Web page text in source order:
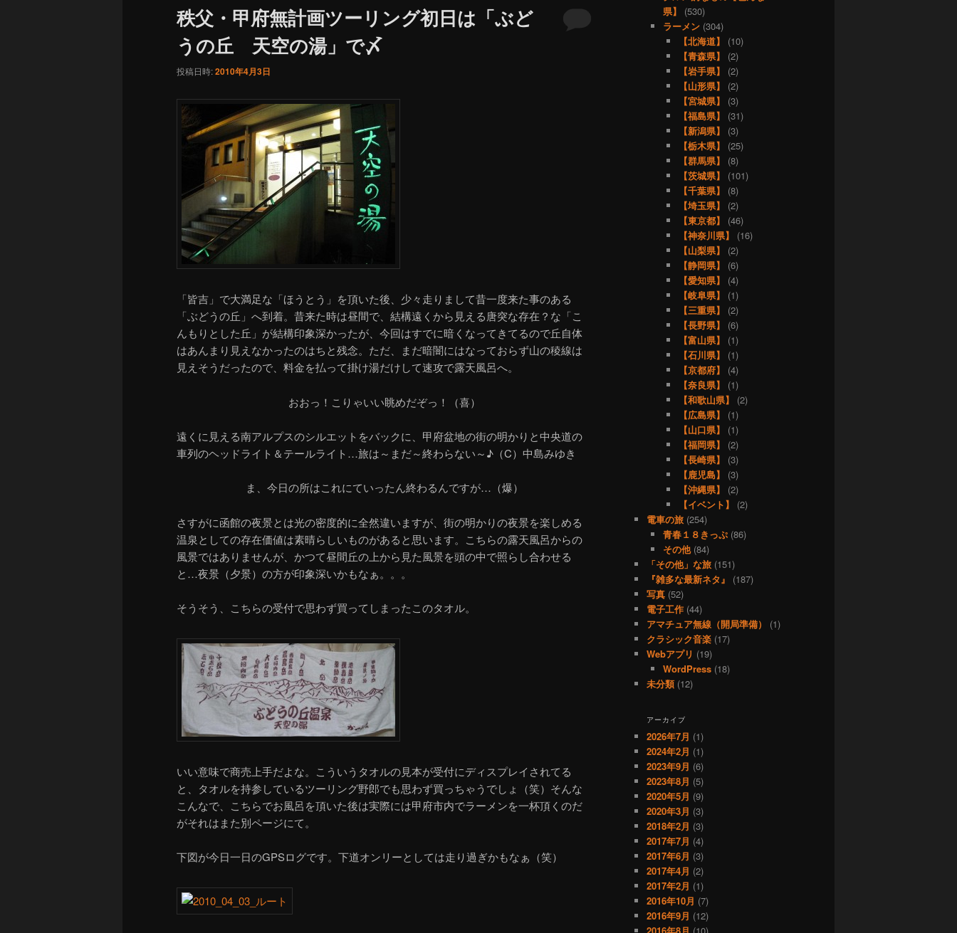
秩父・甲府無計画ツーリング初日は「ぶど
うの丘 天空の湯」で〆
投稿日時:2010年4月3日
「皆吉」で大満足な「ほうとう」を頂いた後、少々走りまして昔一度来た事のある
「ぶどうの丘」へ到着。昔来た時は昼間で、結構遠くから見える唐突な存在？な「こ
んもりとした丘」が結構印象深かったが、今回はすでに暗くなってきてるので丘自体
はあんまり見えなかったのはちと残念。ただ、まだ暗闇にはなっておらず山の稜線は
見えそうだったので、料金を払って掛け湯だけして速攻で露天風呂へ。
おおっ！こりゃいい眺めだぞっ！（喜）
遠くに見える南アルプスのシルエットをバックに、甲府盆地の街の明かりと中央道の
車列のヘッドライト＆テールライト…旅は～まだ～終わらない～♪（C）中島みゆき
ま、今日の所はこれにていったん終わるんですが…（爆）
さすがに函館の夜景とは光の密度的に全然違いますが、街の明かりの夜景を楽しめる
温泉としての存在価値は素晴らしいものがあると思います。こちらの露天風呂からの
風景ではありませんが、かつて昼間丘の上から見た風景を頭の中で照らし合わせる
と…夜景（夕景）の方が印象深いかもなぁ。。。
そうそう、こちらの受付で思わず買ってしまったこのタオル。
いい意味で商売上手だよな。こういうタオルの見本が受付にディスプレイされてる
と、タオルを持参しているツーリング野郎でも思わず買っちゃうでしょ（笑）そんな
こんなで、こちらでお風呂を頂いた後は実際には甲府市内でラーメンを一杯頂くのだ
がそれはまた別ページにて。
下図が今日一日のGPSログです。下道オンリーとしては走り過ぎかもなぁ（笑）
県】
(530)
ラーメン(304)
【北海道】
(10)
【青森県】
(2)
【岩手県】
(2)
【山形県】
(2)
【宮城県】
(3)
【福島県】
(31)
【新潟県】
(3)
【栃木県】
(25)
【群馬県】
(8)
【茨城県】
(101)
【千葉県】
(8)
【埼玉県】
(2)
【東京都】
(46)
【神奈川県】
(16)
【山梨県】
(2)
【静岡県】
(6)
【愛知県】
(4)
【岐阜県】
(1)
【三重県】
(2)
【長野県】
(6)
【富山県】
(1)
【石川県】
(1)
【京都府】
(4)
【奈良県】
(1)
【和歌山県】
(2)
【広島県】
(1)
【山口県】
(1)
【福岡県】
(2)
【長崎県】
(3)
【鹿児島】
(3)
【沖縄県】
(2)
【イベント】
(2)
電車の旅 (254)
青春１８きっぷ(86)
その他(84)
「その他」な旅 (151)
『雑多な最新ネタ』
(187)
写真 (52)
電子工作 (44)
アマチュア無線（開局準備）
(1)
クラシック音楽 (17)
Webアプリ (19)
WordPress(18)
未分類(12)
アーカイブ
2026年7月 (1)
2024年2月 (1)
2023年9月 (6)
2023年8月 (5)
2020年5月 (9)
2020年3月 (3)
2018年2月 (3)
2017年7月 (4)
2017年6月 (3)
2017年4月 (2)
2017年2月 (1)
2016年10月 (7)
2016年9月 (12)
2016年8月 (10)